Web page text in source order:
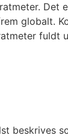
Det
globalt.
fuldt
beskrives